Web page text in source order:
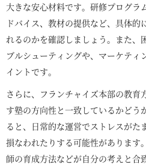
大きな安心材料です。研修プログラ
ドバイス、教材の提供など、具体的
れるのかを確認しましょう。また、
ブルシューティングや、マーケティ
イントです。
さらに、フランチャイズ本部の教育
す塾の方向性と一致しているかどう
ると、日常的な運営でストレスがた
損なわれたりする可能性があります
師の育成方法などが自分の考えと合